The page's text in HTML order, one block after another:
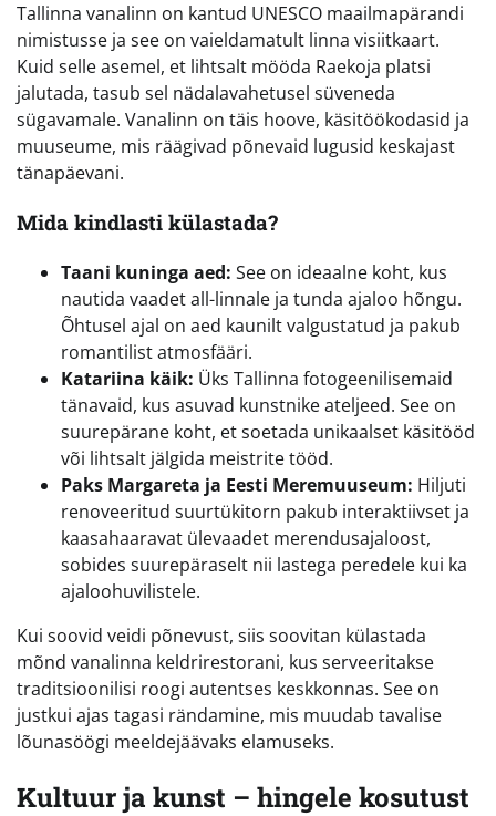
Tallinna vanalinn on kantud UNESCO maailmapärandi
nimistusse ja see on vaieldamatult linna visiitkaart.
Kuid selle asemel, et lihtsalt mööda Raekoja platsi
jalutada, tasub sel nädalavahetusel süveneda
sügavamale. Vanalinn on täis hoove, käsitöökodasid ja
muuseume, mis räägivad põnevaid lugusid keskajast
tänapäevani.
Mida kindlasti külastada?
Taani kuninga aed: See on ideaalne koht, kus
nautida vaadet all-linnale ja tunda ajaloo hõngu.
Õhtusel ajal on aed kaunilt valgustatud ja pakub
romantilist atmosfääri.
Katariina käik: Üks Tallinna fotogeenilisemaid
tänavaid, kus asuvad kunstnike ateljeed. See on
suurepärane koht, et soetada unikaalset käsitööd
või lihtsalt jälgida meistrite tööd.
Paks Margareta ja Eesti Meremuuseum: Hiljuti
renoveeritud suurtükitorn pakub interaktiivset ja
kaasahaaravat ülevaadet merendusajaloost,
sobides suurepäraselt nii lastega peredele kui ka
ajaloohuvilistele.
Kui soovid veidi põnevust, siis soovitan külastada
mõnd vanalinna keldrirestorani, kus serveeritakse
traditsioonilisi roogi autentses keskkonnas. See on
justkui ajas tagasi rändamine, mis muudab tavalise
lõunasöögi meeldejäävaks elamuseks.
Kultuur ja kunst – hingele kosutust